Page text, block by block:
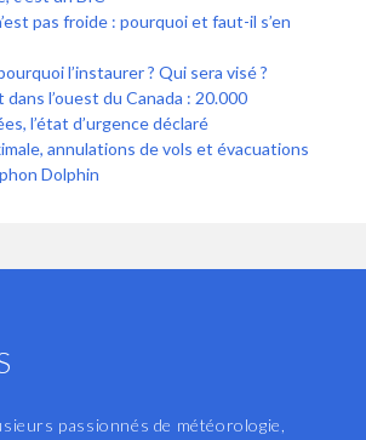
pas froide : pourquoi et faut-il s’en
l’instaurer ? Qui sera visé ?
l’ouest du Canada : 20.000
l’état d’urgence déclaré
annulations de vols et évacuations
Dolphin
passionnés de météorologie,